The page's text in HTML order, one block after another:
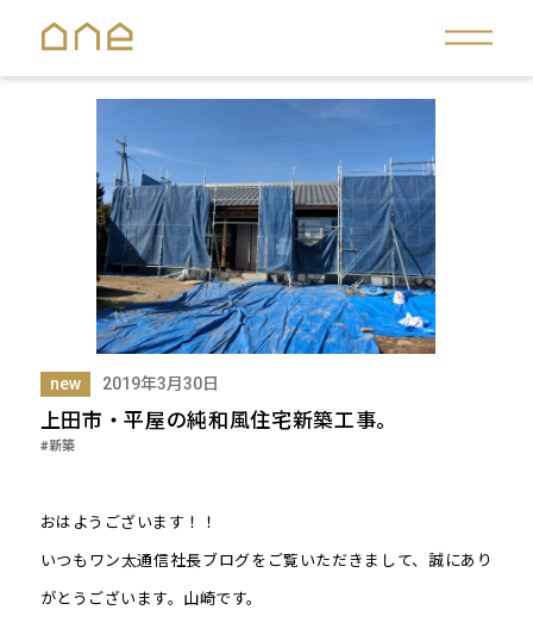
new 2019年3月30日
上田市・平屋の純和風住宅新築工事。
#新築
おはようございます！！
いつもワン太通信社長ブログをご覧いただきまして、誠にあり
がとうございます。山崎です。